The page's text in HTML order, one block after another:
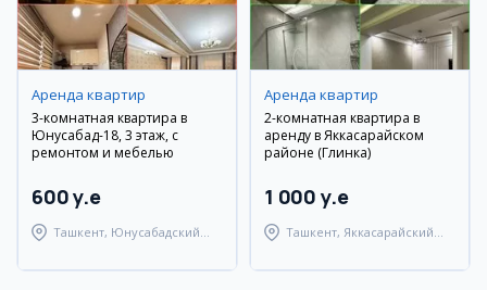
Аренда квартир
3-комнатная квартира в
Юнусабад-18, 3 этаж, с
ремонтом и мебелью
600 y.e
Ташкент, Юнусабадский
Аренда квартир
2-комнатная квартира в
аренду в Яккасарайском
районе (Глинка)
1 000 y.e
Ташкент, Яккасарайский